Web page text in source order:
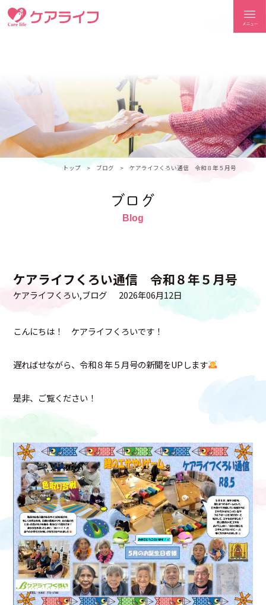
トップ ブログ ケアライフくろい通信 令和８年５月号
ブログ
ケアライフくろい通信 令和８年５月号
ケアライフくろい ブログ 2026年06月12日
こんにちは！ ケアライフくろいです！
遅ればせながら、令和８年５月号の新聞をUPします
是非、ご覧ください！